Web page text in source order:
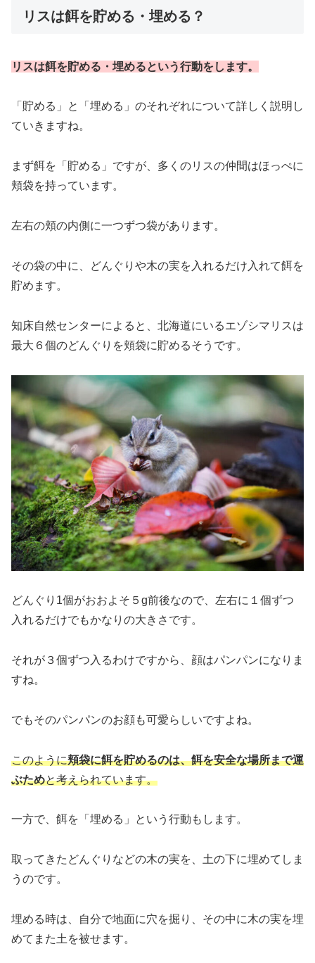
リスは餌を貯める・埋める？
リスは餌を貯める・埋めるという行動をします。
「貯める」と「埋める」のそれぞれについて詳しく説明し
ていきますね。
まず餌を「貯める」ですが、多くのリスの仲間はほっぺに
頬袋を持っています。
左右の頬の内側に一つずつ袋があります。
その袋の中に、どんぐりや木の実を入れるだけ入れて餌を
貯めます。
知床自然センターによると、北海道にいるエゾシマリスは
最大６個のどんぐりを頬袋に貯めるそうです。
どんぐり1個がおおよそ５g前後なので、左右に１個ずつ
入れるだけでもかなりの大きさです。
それが３個ずつ入るわけですから、顔はパンパンになりま
すね。
でもそのパンパンのお顔も可愛らしいですよね。
このように頬袋に餌を貯めるのは、餌を安全な場所まで運
ぶためと考えられています。
一方で、餌を「埋める」という行動もします。
取ってきたどんぐりなどの木の実を、土の下に埋めてしま
うのです。
埋める時は、自分で地面に穴を掘り、その中に木の実を埋
めてまた土を被せます。